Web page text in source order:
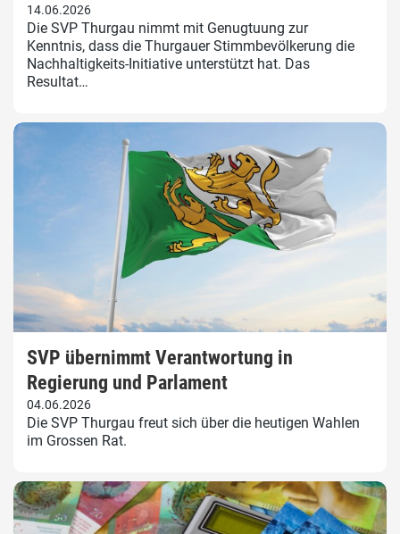
14.06.2026
Die SVP Thurgau nimmt mit Genugtuung zur
Kenntnis, dass die Thurgauer Stimmbevölkerung die
Nachhaltigkeits-Initiative unterstützt hat. Das
Resultat…
SVP übernimmt Verantwortung in
Regierung und Parlament
04.06.2026
Die SVP Thurgau freut sich über die heutigen Wahlen
im Grossen Rat.